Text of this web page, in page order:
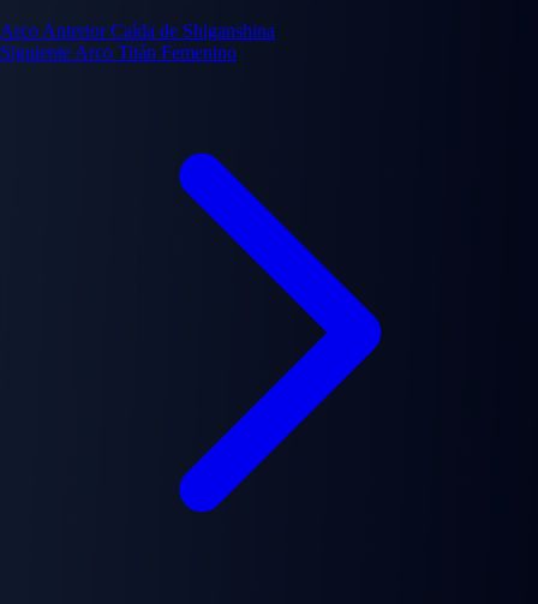
Arco Anterior Caída de Shiganshina
Siguiente Arco Titán Femenino